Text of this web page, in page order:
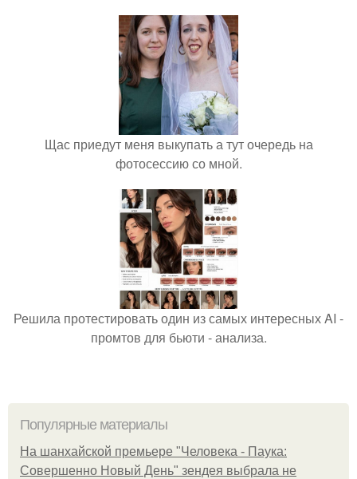
Щас приедут меня выкупать а тут очередь на
фотосессию со мной.
Решила протестировать один из самых интересных AI -
промтов для бьюти - анализа.
Популярные материалы
На шанхайской премьере "Человека - Паука:
Совершенно Новый День" зендея выбрала не